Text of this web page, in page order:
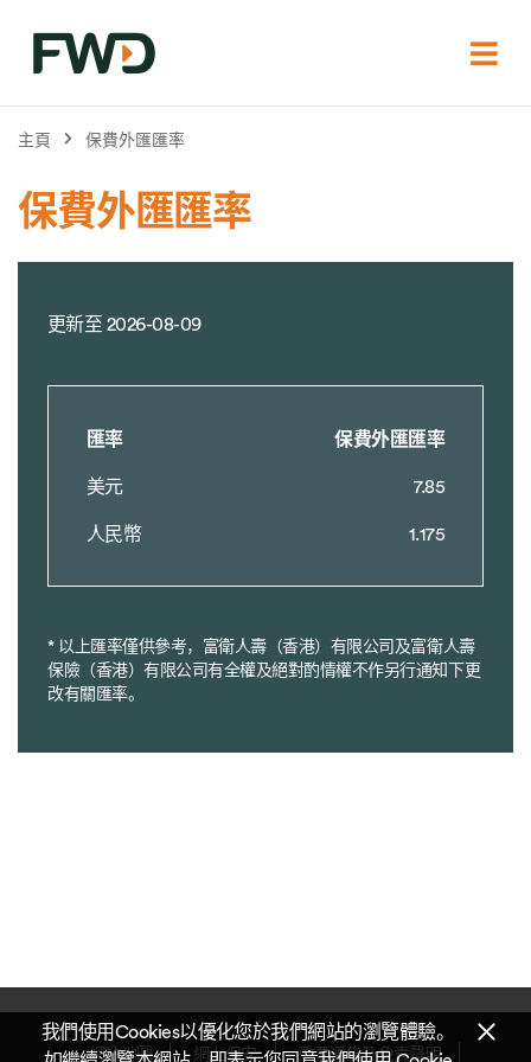
主頁 保費外匯匯率
保費外匯匯率
更新至 2026-08-09
匯率 保費外匯匯率
美元
7.85
人民幣
1.175
* 以上匯率僅供參考，富衛人壽（香港）有限公司及富衛人壽
保險（香港）有限公司有全權及絕對酌情權不作另行通知下更
改有關匯率。
網站地圖 網上保安 重要通告及免責聲明
我們使用Cookies以優化您於我們網站的瀏覽體驗。